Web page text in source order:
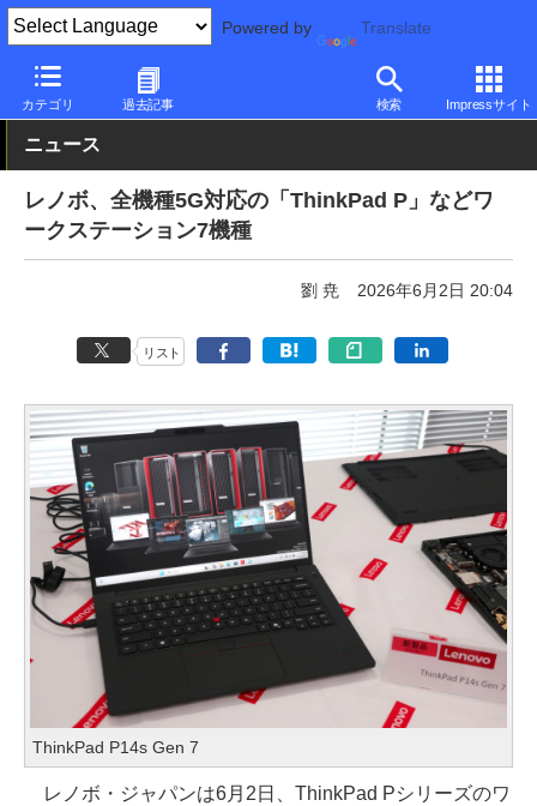
Powered by Translate
カテゴリ 過去記事 検索 Impressサイト
PC Watch パソコン/タブレット/スマートフォン ノートパソコン
ニュース
レノボ、全機種5G対応の「ThinkPad P」などワ
ークステーション7機種
劉 尭 2026年6月2日 20:04
リスト
ThinkPad P14s Gen 7
レノボ・ジャパンは6月2日、ThinkPad Pシリーズのワ